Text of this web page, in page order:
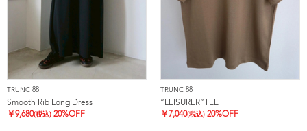
TRUNC 88
Smooth Rib Long Dress
￥9,680(税込) 20%OFF
TRUNC 88
”LEISURER”TEE
￥ 7,040(税込) 20%OFF